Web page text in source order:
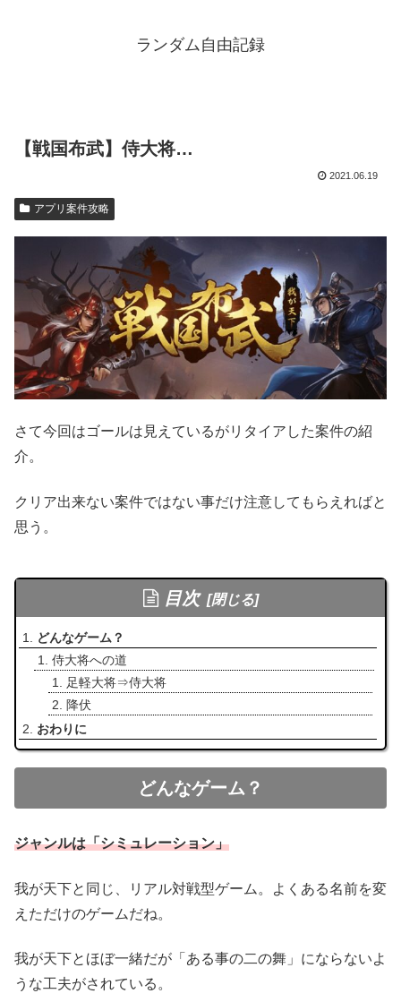
ランダム自由記録
【戦国布武】侍大将…
2021.06.19
アプリ案件攻略
さて今回はゴールは見えているがリタイアした案件の紹
介。
クリア出来ない案件ではない事だけ注意してもらえればと
思う。
目次
どんなゲーム？
侍大将への道
足軽大将⇒侍大将
降伏
おわりに
どんなゲーム？
ジャンルは「シミュレーション」
我が天下と同じ、リアル対戦型ゲーム。よくある名前を変
えただけのゲームだね。
我が天下とほぼ一緒だが「ある事の二の舞」にならないよ
うな工夫がされている。